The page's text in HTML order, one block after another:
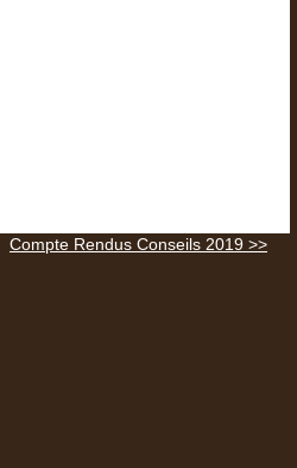
Compte Rendus Conseils 2019 >>